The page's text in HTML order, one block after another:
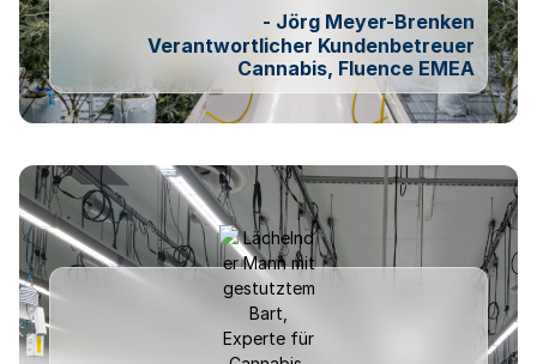
- Jörg Meyer-Brenken
Verantwortlicher Kundenbetreuer
Cannabis, Fluence EMEA